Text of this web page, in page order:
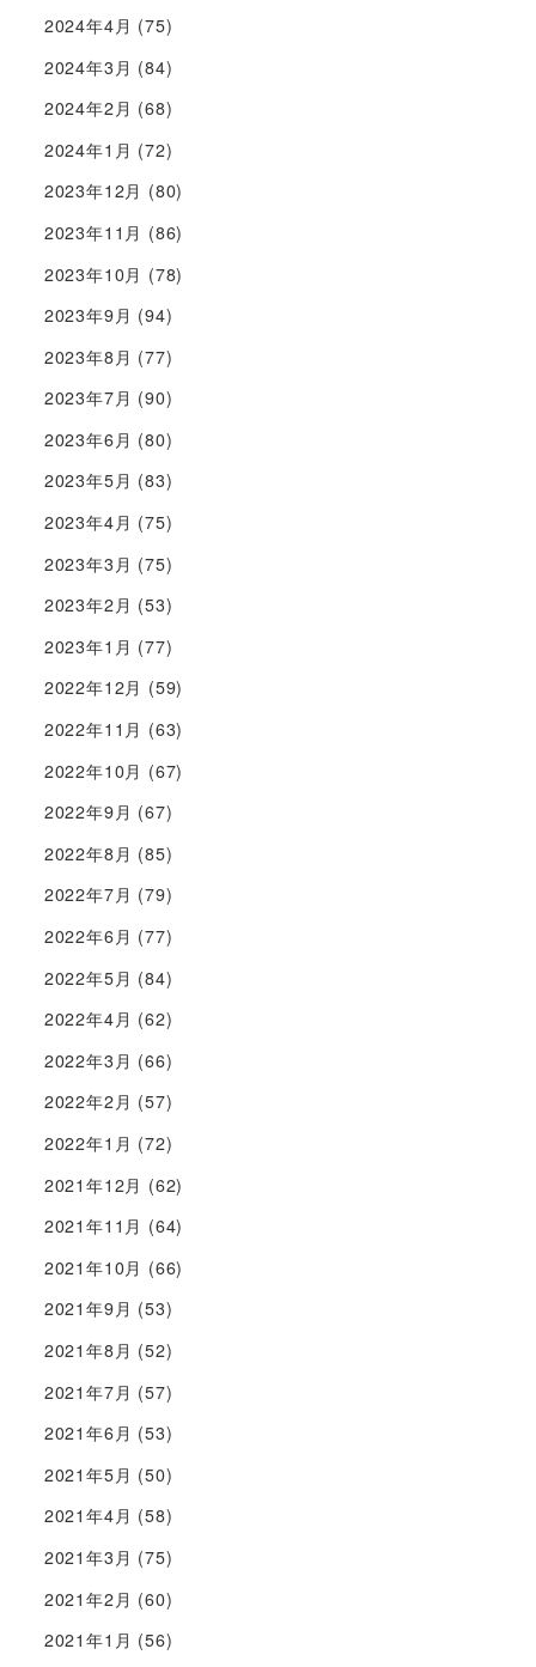
2024年4月 (75)
2024年3月 (84)
2024年2月 (68)
2024年1月 (72)
2023年12月 (80)
2023年11月 (86)
2023年10月 (78)
2023年9月 (94)
2023年8月 (77)
2023年7月 (90)
2023年6月 (80)
2023年5月 (83)
2023年4月 (75)
2023年3月 (75)
2023年2月 (53)
2023年1月 (77)
2022年12月 (59)
2022年11月 (63)
2022年10月 (67)
2022年9月 (67)
2022年8月 (85)
2022年7月 (79)
2022年6月 (77)
2022年5月 (84)
2022年4月 (62)
2022年3月 (66)
2022年2月 (57)
2022年1月 (72)
2021年12月 (62)
2021年11月 (64)
2021年10月 (66)
2021年9月 (53)
2021年8月 (52)
2021年7月 (57)
2021年6月 (53)
2021年5月 (50)
2021年4月 (58)
2021年3月 (75)
2021年2月 (60)
2021年1月 (56)